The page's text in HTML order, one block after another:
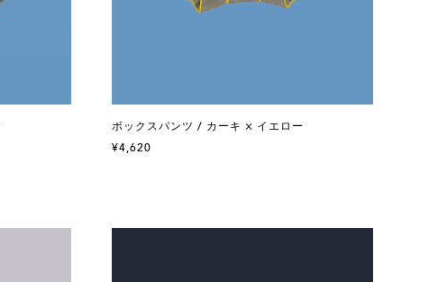
ボックスパンツ / カーキ × イエロー
¥4,620